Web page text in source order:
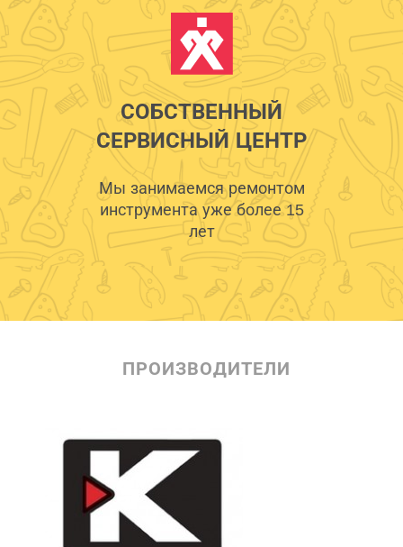
СОБСТВЕННЫЙ
СЕРВИСНЫЙ ЦЕНТР
Мы занимаемся ремонтом
инструмента уже более 15
лет
ПРОИЗВОДИТЕЛИ